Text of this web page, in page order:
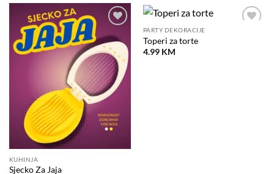
Dodaj
na
listu
želja
KUHINJA
Sjecko Za Jaja
PARTY DEKORACIJE
Toperi za torte
4.99 KM